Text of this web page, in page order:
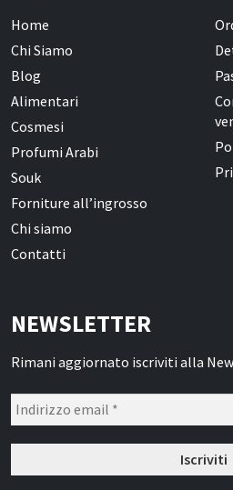
Home
Chi Siamo
Blog
Alimentari
Cosmesi
Profumi Arabi
Souk
Forniture all’ingrosso
Chi siamo
Contatti
NEWSLETTER
Rimani aggiornato iscriviti alla